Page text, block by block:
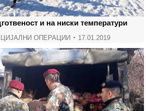
и на ниски температури
ОПЕРАЦИИ 17.01.2019